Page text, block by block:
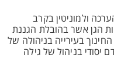
ולמוניטין בקרב
הגן אשר בהובלת הגננת
בעירייה בניהולה של
יסודי בניהול של גילה